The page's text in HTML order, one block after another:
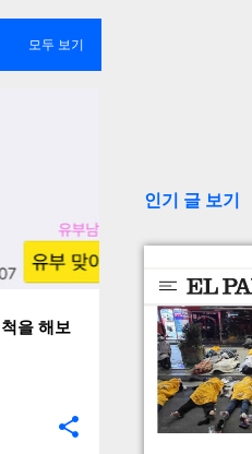
모두 보기
을 해보
인기 글 보기